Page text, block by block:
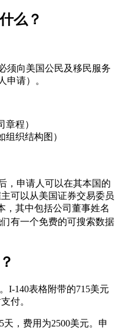
么？
须向美国公民及移民服务
申请）。
程）
织结构图）
，申请人可以在其本国的
可以从美国证券交易委员
，其中包括公司董事姓名
有一个免费的可搜索数据
I-140表格附带的715美元
付。
，费用为2500美元。申